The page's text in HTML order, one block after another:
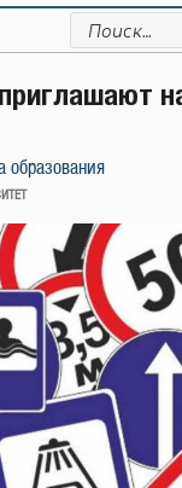
Искать:
образования